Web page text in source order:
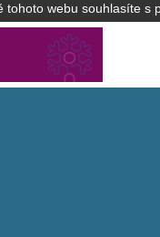
tohoto webu souhlasíte